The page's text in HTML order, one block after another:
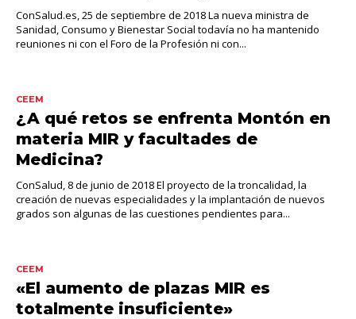
ConSalud.es, 25 de septiembre de 2018 La nueva ministra de
Sanidad, Consumo y Bienestar Social todavía no ha mantenido
reuniones ni con el Foro de la Profesión ni con...
CEEM
¿A qué retos se enfrenta Montón en
materia MIR y facultades de
Medicina?
ConSalud, 8 de junio de 2018 El proyecto de la troncalidad, la
creación de nuevas especialidades y la implantación de nuevos
grados son algunas de las cuestiones pendientes para...
CEEM
«El aumento de plazas MIR es
totalmente insuficiente»